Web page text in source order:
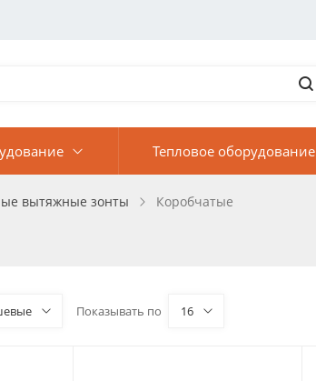
Тепловое оборудование
вытяжные зонты Коробчатые
Показывать по 16